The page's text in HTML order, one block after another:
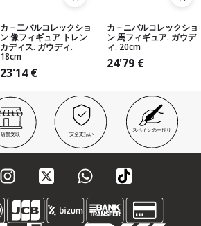
カ－二バルコレックショ
ン 像フィギュア トレン
カディス. ガウディ.
18cm
23'14€
カ－ニバルコレックショ
ン 馬フィギュア. ガウデ
ィ. 20cm
24'79 €
店舗受取 安全支払い
スペインの手作り